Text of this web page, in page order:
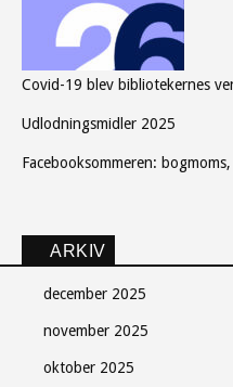
Covid-19 blev bibliotekernes
Udlodningsmidler 2025
Facebooksommeren:
ARKIV
december 2025
november 2025
oktober 2025